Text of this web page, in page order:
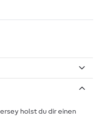
holst du dir einen